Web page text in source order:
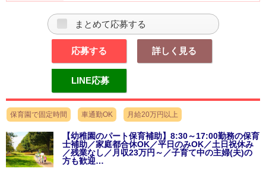
まとめて応募する
応募する 詳しく見る
LINE応募
保育園で固定時間 車通勤OK 月給20万円以上
【幼稚園のパート保育補助】8:30～17:00勤務の保育
士補助／家庭都合休OK／平日のみOK／土日祝休み
／残業なし／月収23万円～／子育て中の主婦(夫)の
方も歓迎…